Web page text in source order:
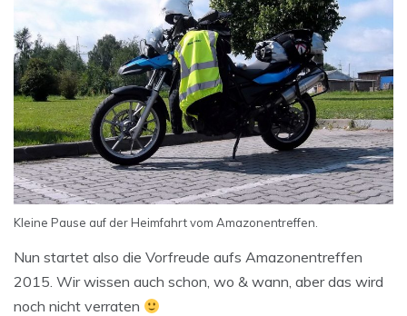
Kleine Pause auf der Heimfahrt vom Amazonentreffen.
Nun startet also die Vorfreude aufs Amazonentreffen
2015. Wir wissen auch schon, wo & wann, aber das wird
noch nicht verraten